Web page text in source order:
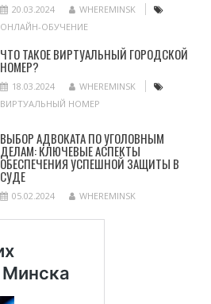
20.03.2024
WHEREMINSK
ОНЛАЙН-ОБУЧЕНИЕ
ЧТО ТАКОЕ ВИРТУАЛЬНЫЙ ГОРОДСКОЙ
НОМЕР?
18.03.2024
WHEREMINSK
ВИРТУАЛЬНЫЙ НОМЕР
ВЫБОР АДВОКАТА ПО УГОЛОВНЫМ
ДЕЛАМ: КЛЮЧЕВЫЕ АСПЕКТЫ
ОБЕСПЕЧЕНИЯ УСПЕШНОЙ ЗАЩИТЫ В
СУДЕ
05.02.2024 WHEREMINSK